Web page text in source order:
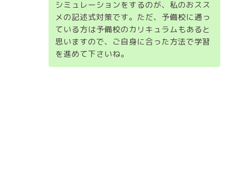
シミュレーションをするのが、私のおスス
メの記述式対策です。ただ、予備校に通っ
ている方は予備校のカリキュラムもあると
思いますので、ご自身に合った方法で学習
を進めて下さいね。